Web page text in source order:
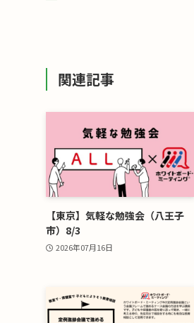
関連記事
【東京】気軽な勉強会（八王子
市）8/3
2026年07月16日